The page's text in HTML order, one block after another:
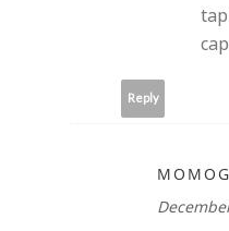
Reply